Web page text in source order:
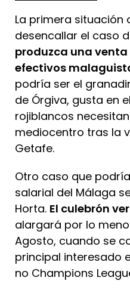
La primera situación
desencallar el caso
produzca una
efectivos
podría ser el
de Órgiva, gusta en
rojiblancos
mediocentro tras la
Getafe.
Otro caso que
salarial del Málaga
Horta. El culebrón
alargará por lo
Agosto, cuando se
principal interesado
no Champions